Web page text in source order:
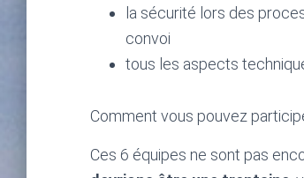
la sécurité lors des
convoi
tous les aspects
Comment vous pouvez
Ces 6 équipes ne sont pas